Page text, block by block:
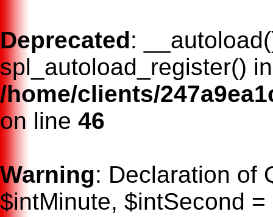
Deprecated:
spl_autoload_register()
/home/clients/
on line 46
Warning: Declaration of
$intMinute, $intSecond